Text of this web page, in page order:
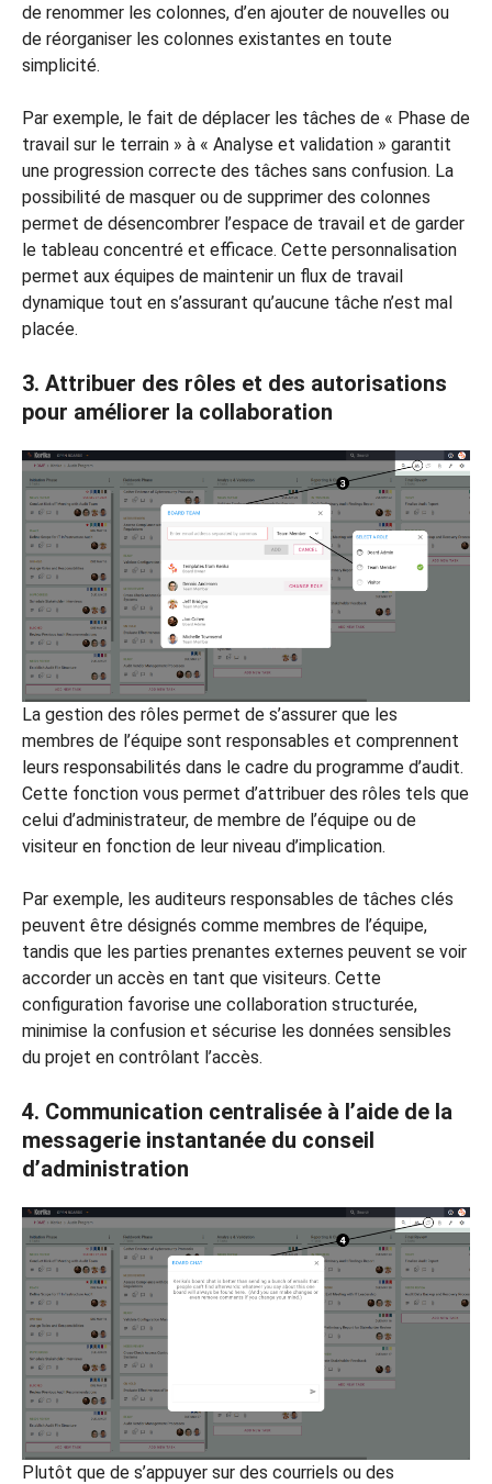
de renommer les colonnes, d’en ajouter de nouvelles ou
de réorganiser les colonnes existantes en toute
simplicité.
Par exemple, le fait de déplacer les tâches de « Phase de
travail sur le terrain » à « Analyse et validation » garantit
une progression correcte des tâches sans confusion. La
possibilité de masquer ou de supprimer des colonnes
permet de désencombrer l’espace de travail et de garder
le tableau concentré et efficace. Cette personnalisation
permet aux équipes de maintenir un flux de travail
dynamique tout en s’assurant qu’aucune tâche n’est mal
placée.
3. Attribuer des rôles et des autorisations
pour améliorer la collaboration
La gestion des rôles permet de s’assurer que les
membres de l’équipe sont responsables et comprennent
leurs responsabilités dans le cadre du programme d’audit.
Cette fonction vous permet d’attribuer des rôles tels que
celui d’administrateur, de membre de l’équipe ou de
visiteur en fonction de leur niveau d’implication.
Par exemple, les auditeurs responsables de tâches clés
peuvent être désignés comme membres de l’équipe,
tandis que les parties prenantes externes peuvent se voir
accorder un accès en tant que visiteurs. Cette
configuration favorise une collaboration structurée,
minimise la confusion et sécurise les données sensibles
du projet en contrôlant l’accès.
4. Communication centralisée à l’aide de la
messagerie instantanée du conseil
d’administration
Plutôt que de s’appuyer sur des courriels ou des